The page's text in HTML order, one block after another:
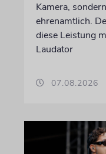
Kamera,
ehrenamtlich.
diese Leistung
Laudator
07.08.2026